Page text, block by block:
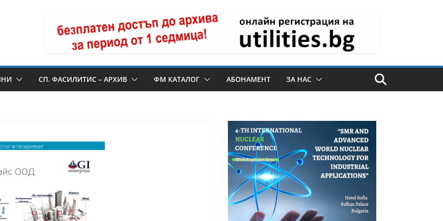
СП. ФАСИЛИТИС – АРХИВ ФМ КАТАЛОГ АБОНАМЕНТ ЗА НАС